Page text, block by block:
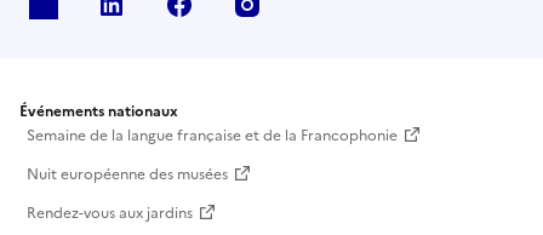
Événements nationaux
Semaine de la langue française et de la Francophonie
Nuit européenne des musées
Rendez-vous aux jardins